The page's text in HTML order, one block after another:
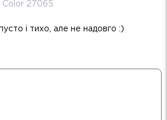
Color 27065
і тихо, але не надовго :)